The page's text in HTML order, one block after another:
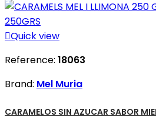
Quick view
Reference: 18063
Brand: Mel Muria
CARAMELOS SIN AZUCAR SABOR